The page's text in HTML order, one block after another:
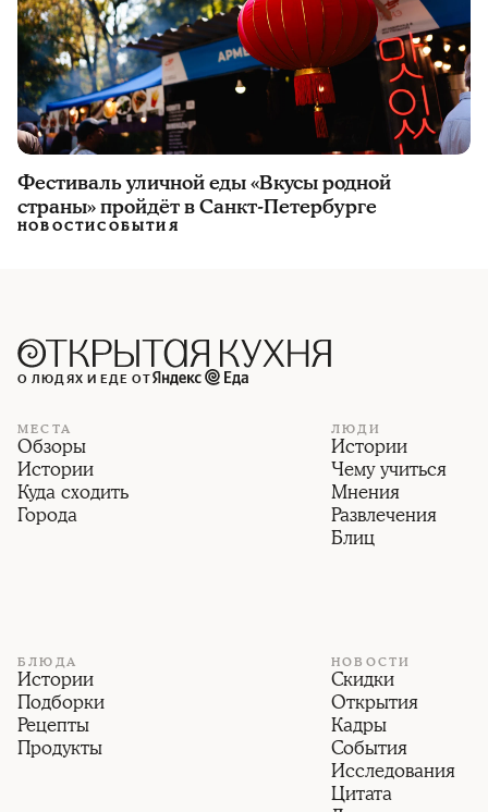
Фестиваль уличной еды «Вкусы родной
страны» пройдёт в Санкт-Петербурге
НОВОСТИСОБЫТИЯ
О ЛЮДЯХ И ЕДЕ ОТ
МЕСТА
Обзоры
Истории
Куда сходить
Города
ЛЮДИ
Истории
Чему учиться
Мнения
Развлечения
Блиц
БЛЮДА
Истории
Подборки
Рецепты
Продукты
НОВОСТИ
Скидки
Открытия
Кадры
События
Исследования
Цитата